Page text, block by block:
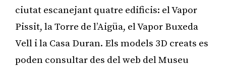
ciutat escanejant quatre edificis: el Vapor
Pissit, la Torre de l’Aigüa, el Vapor Buxeda
Vell i la Casa Duran. Els models 3D creats es
poden consultar des del web del Museu